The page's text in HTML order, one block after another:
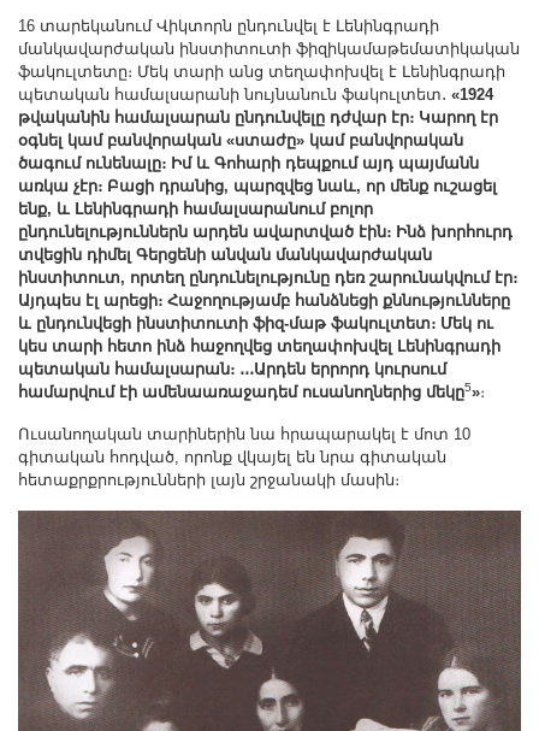
16 տարեկանում Վիկտորն ընդունվել է Լենինգրադի
մանկավարժական ինստիտուտի ֆիզիկամաթեմատիկական
ֆակուլտետը։ Մեկ տարի անց տեղափոխվել է Լենինգրադի
պետական համալսարանի նույնանուն ֆակուլտետ․ «1924
թվականին համալսարան ընդունվելը դժվար էր։ Կարող էր
օգնել կամ բանվորական «ստաժը» կամ բանվորական
ծագում ունենալը։ Իմ և Գոհարի դեպքում այդ պայմանն
առկա չէր։ Բացի դրանից, պարզվեց նաև, որ մենք ուշացել
ենք, և Լենինգրադի համալսարանում բոլոր
ընդունելություններն արդեն ավարտված էին։ Ինձ խորհուրդ
տվեցին դիմել Գերցենի անվան մանկավարժական
ինստիտուտ, որտեղ ընդունելությունը դեռ շարունակվում էր։
Այդպես էլ արեցի։ Հաջողությամբ հանձնեցի քննությունները
և ընդունվեցի ինստիտուտի ֆիզ-մաթ ֆակուլտետ։ Մեկ ու
կես տարի հետո ինձ հաջողվեց տեղափոխվել Լենինգրադի
պետական համալսարան։ ․․․Արդեն երրորդ կուրսում
համարվում էի ամենաառաջադեմ ուսանողներից մեկը5»։
Ուսանողական տարիներին նա հրապարակել է մոտ 10
գիտական հոդված, որոնք վկայել են նրա գիտական
հետաքրքրությունների լայն շրջանակի մասին։